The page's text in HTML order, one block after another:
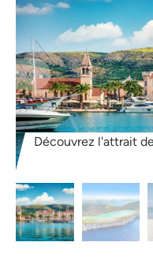
Découvrez l'attrait